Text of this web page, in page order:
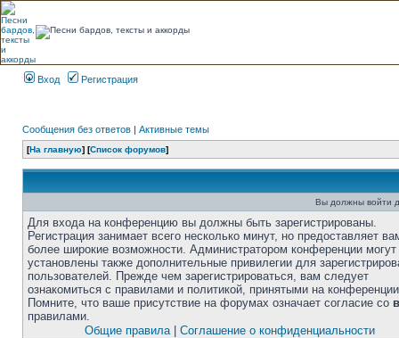
Вход Регистрация
Сообщения без ответов | Активные темы
[На главную] [Список форумов]
Вы должны войти
Для входа на конференцию вы должны быть зарегистрированы.
Регистрация занимает всего несколько минут, но предоставляет
более широкие возможности. Администратором конференции
установлены также дополнительные привилегии для
пользователей. Прежде чем зарегистрироваться, вам следует
ознакомиться с правилами и политикой, принятыми на
Помните, что ваше присутствие на форумах означает согласие со
правилами.
Общие правила| Соглашение о конфиденциальности